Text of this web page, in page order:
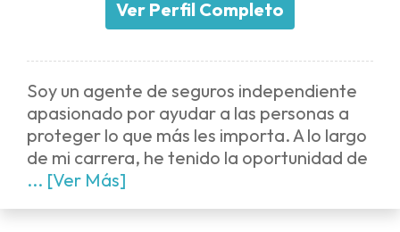
Ver Perfil Completo
Soy un agente de seguros independiente
apasionado por ayudar a las personas a
proteger lo que más les importa. A lo largo
de mi carrera, he tenido la oportunidad de
... [Ver Más]